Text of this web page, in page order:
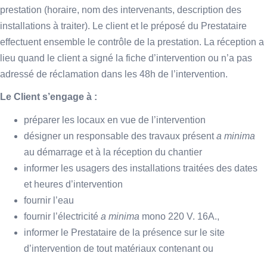
prestation (horaire, nom des intervenants, description des
installations à traiter). Le client et le préposé du Prestataire
effectuent ensemble le contrôle de la prestation. La réception a
lieu quand le client a signé la fiche d’intervention ou n’a pas
adressé de réclamation dans les 48h de l’intervention.
Le Client s’engage à :
préparer les locaux en vue de l’intervention
désigner un responsable des travaux présenta minima
au démarrage et à la réception du chantier
informer les usagers des installations traitées des dates
et heures d’intervention
fournir l’eau
fournir l’électricité a minima mono 220 V. 16A.,
informer le Prestataire de la présence sur le site
d’intervention de tout matériaux contenant ou